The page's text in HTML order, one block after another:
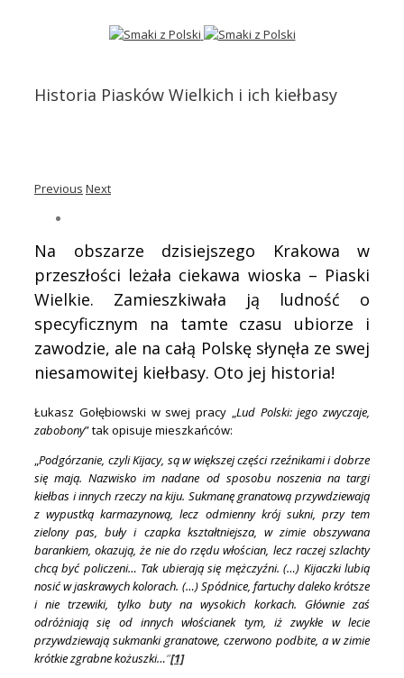
Historia Piasków Wielkich i ich kiełbasy
Previous Next
Na obszarze dzisiejszego Krakowa w
przeszłości leżała ciekawa wioska – Piaski
Wielkie. Zamieszkiwała ją ludność o
specyficznym na tamte czasu ubiorze i
zawodzie, ale na całą Polskę słynęła ze swej
niesamowitej kiełbasy. Oto jej historia!
Łukasz Gołębiowski w swej pracy „Lud Polski: jego zwyczaje,
zabobony” tak opisuje mieszkańców:
„Podgórzanie, czyli Kijacy, są w większej części rzeźnikami i dobrze
się mają. Nazwisko im nadane od sposobu noszenia na targi
kiełbas i innych rzeczy na kiju. Sukmanę granatową przywdziewają
z wypustką karmazynową, lecz odmienny krój sukni, przy tem
zielony pas, buły i czapka kształtniejsza, w zimie obszywana
barankiem, okazują, że nie do rzędu włościan, lecz raczej szlachty
chcą być policzeni… Tak ubierają się mężczyźni. (…) Kijaczki lubią
nosić w jaskrawych kolorach. (…) Spódnice, fartuchy daleko krótsze
i nie trzewiki, tylko buty na wysokich korkach. Głównie zaś
odróżniają się od innych włościanek tym, iż zwykłe w lecie
przywdziewają sukmanki granatowe, czerwono podbite, a w zimie
krótkie zgrabne kożuszki…”[1]